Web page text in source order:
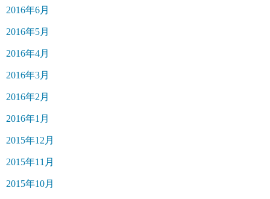
2016年6月
2016年5月
2016年4月
2016年3月
2016年2月
2016年1月
2015年12月
2015年11月
2015年10月